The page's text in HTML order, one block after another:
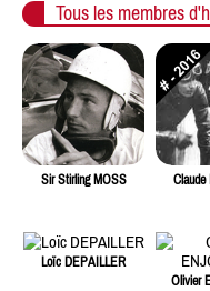
Tous les membres
Sir Stirling MOSS
Loïc DEPAILLER
Olivier